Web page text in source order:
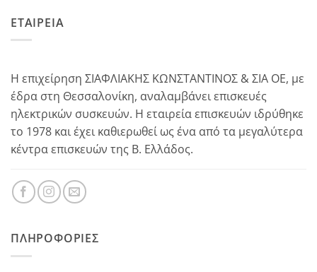
ΕΤΑΙΡΕΙΑ
Η επιχείρηση ΣΙΑΦΛΙΑΚΗΣ ΚΩΝΣΤΑΝΤΙΝΟΣ & ΣΙΑ ΟΕ, με
έδρα στη Θεσσαλονίκη, αναλαμβάνει επισκευές
ηλεκτρικών συσκευών. Η εταιρεία επισκευών ιδρύθηκε
το 1978 και έχει καθιερωθεί ως ένα από τα μεγαλύτερα
κέντρα επισκευών της Β. Ελλάδος.
ΠΛΗΡΟΦΟΡΊΕΣ